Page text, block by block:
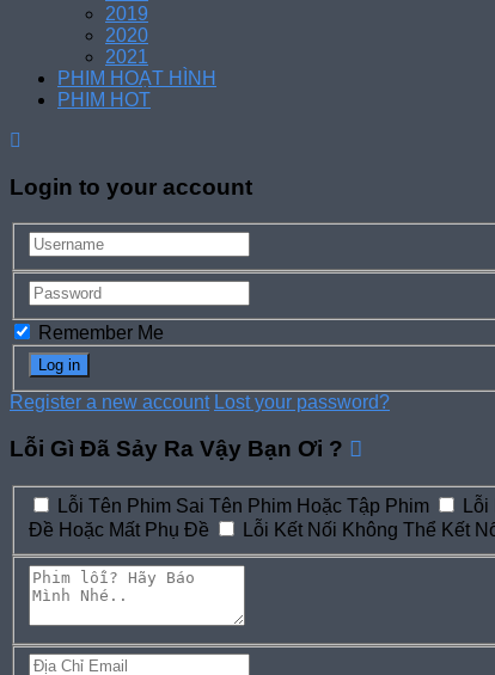
2019
2020
2021
PHIM HOẠT HÌNH
PHIM HOT
Login to your account
Remember Me
Register a new account Lost your password?
Lỗi Gì Đã Sảy Ra Vậy Bạn Ơi ?
Lỗi Tên Phim Sai Tên Phim Hoặc Tập Phim
Đề Hoặc Mất Phụ Đề
Lỗi Kết Nối Không Thể Kết